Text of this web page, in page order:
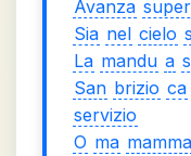
Avanza
Sia nel cielo
La mandu a
San brizio ca
servizio
O ma mamma